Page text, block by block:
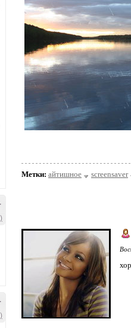
Метки: айтишное screensaver